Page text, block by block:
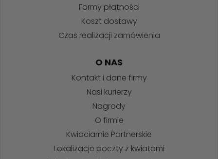
Formy płatności
Koszt dostawy
Czas realizacji zamówienia
O NAS
Kontakt i dane firmy
Nasi kurierzy
Nagrody
O firmie
Kwiaciarnie Partnerskie
Lokalizacje poczty z kwiatami